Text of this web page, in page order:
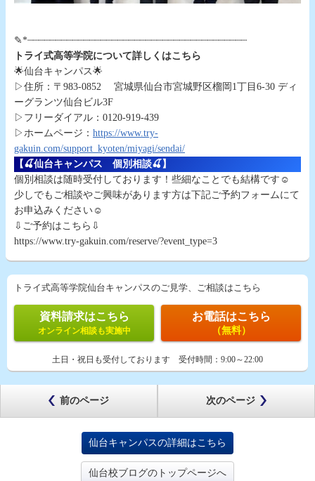
✎*┈┈┈┈┈┈┈┈┈┈┈┈┈┈┈┈┈┈┈┈┈┈┈┈┈┈┈┈┈┈┈┈┈┈┈┈┈┈┈
トライ式高等学院について詳しくはこちら
🌟仙台キャンパス🌟
▷住所：〒983-0852 宮城県仙台市宮城野区榴岡1丁目6-30 ディ
ーグランツ仙台ビル3F
▷フリーダイアル：0120-919-439
▷ホームページ： https://www.try-
gakuin.com/support_kyoten/miyagi/sendai/
【🍒仙台キャンパス 個別相談🍒】
個別相談は随時受付しております！些細なことでも結構です☺
少しでもご相談やご興味があります方は下記ご予約フォームにて
お申込みください☺
⇩ご予約はこちら⇩
https://www.try-gakuin.com/reserve/?event_type=3
トライ式高等学院仙台キャンパスのご見学、ご相談はこちら
資料請求はこちら
オンライン相談も実施中
お電話はこちら
（無料）
土日・祝日も受付しております 受付時間： 9:00～22:00
前のページ 次のページ
仙台キャンパスの詳細はこちら
仙台校ブログのトップページへ